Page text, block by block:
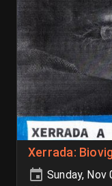
Xerrada:
Sunday,